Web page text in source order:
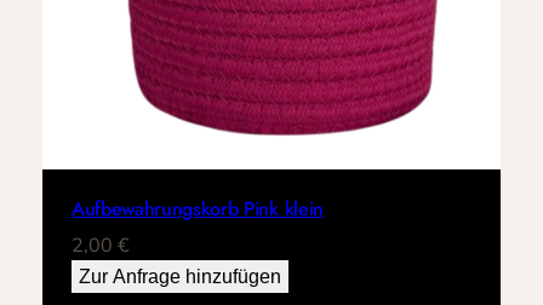
Aufbewahrungskorb Pink klein
2,00 €
Zur Anfrage hinzufügen